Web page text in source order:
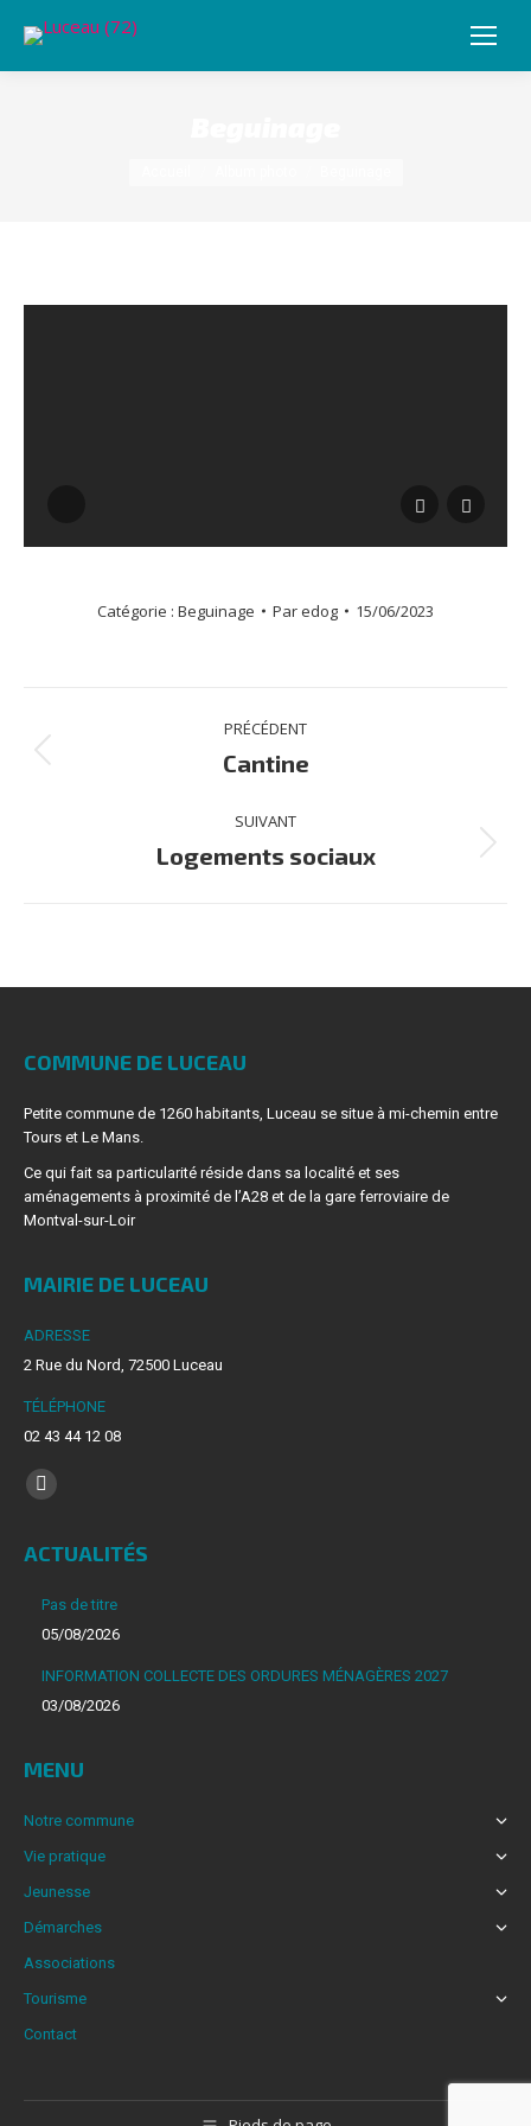
Catégorie : Beguinage Paredog 15/06/2023
Navigation
album
PRÉCÉDENT
Album
précédent
Cantine
SUIVANT
Album
suivant
Logements sociaux
COMMUNE DE LUCEAU
Petite commune de 1260 habitants, Luceau se situe à mi-chemin entre
Tours et Le Mans.
Ce qui fait sa particularité réside dans sa localité et ses
aménagements à proximité de l’A28 et de la gare ferroviaire de
Montval-sur-Loir
MAIRIE DE LUCEAU
ADRESSE
2 Rue du Nord, 72500 Luceau
TÉLÉPHONE
02 43 44 12 08
Trouvez nous sur :
La
Facebook
nouvelle
fenêtre
ACTUALITÉS
Pas de titre
05/08/2026
INFORMATION COLLECTE DES ORDURES MÉNAGÈRES 2027
03/08/2026
MENU
Notre commune
Vie pratique
Jeunesse
Démarches
Associations
Tourisme
Contact